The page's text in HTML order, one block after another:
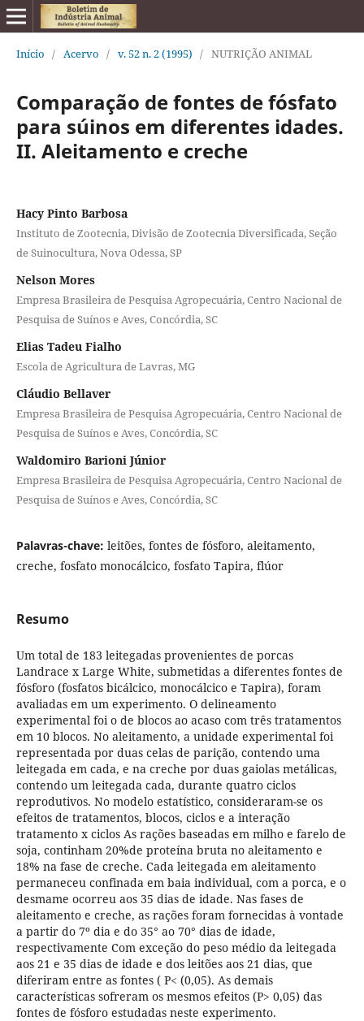
Início / Acervo / v. 52 n. 2 (1995) / NUTRIÇÃO ANIMAL
Comparação de fontes de fósfato
para súinos em diferentes idades.
II. Aleitamento e creche
Hacy Pinto Barbosa
Instituto de Zootecnia, Divisão de Zootecnia Diversificada, Seção
de Suinocultura, Nova Odessa, SP
Nelson Mores
Empresa Brasileira de Pesquisa Agropecuária, Centro Nacional de
Pesquisa de Suínos e Aves, Concórdia, SC
Elias Tadeu Fialho
Escola de Agricultura de Lavras, MG
Cláudio Bellaver
Empresa Brasileira de Pesquisa Agropecuária, Centro Nacional de
Pesquisa de Suínos e Aves, Concórdia, SC
Waldomiro Barioni Júnior
Empresa Brasileira de Pesquisa Agropecuária, Centro Nacional de
Pesquisa de Suínos e Aves, Concórdia, SC
Palavras-chave: leitões, fontes de fósforo, aleitamento,
creche, fosfato monocálcico, fosfato Tapira, flúor
Resumo
Um total de 183 leitegadas provenientes de porcas
Landrace x Large White, submetidas a diferentes fontes de
fósforo (fosfatos bicálcico, monocálcico e Tapira), foram
avaliadas em um experimento. O delineamento
experimental foi o de blocos ao acaso com três tratamentos
em 10 blocos. No aleitamento, a unidade experimental foi
representada por duas celas de parição, contendo uma
leitegada em cada, e na creche por duas gaiolas metálicas,
contendo um leitegada cada, durante quatro ciclos
reprodutivos. No modelo estatístico, consideraram-se os
efeitos de tratamentos, blocos, ciclos e a interação
tratamento x ciclos As rações baseadas em milho e farelo de
soja, continham 20%de proteína bruta no aleitamento e
18% na fase de creche. Cada leitegada em aleitamento
permaneceu confinada em baia individual, com a porca, e o
desmame ocorreu aos 35 dias de idade. Nas fases de
aleitamento e creche, as rações foram fornecidas à vontade
a partir do 7º dia e do 35° ao 70° dias de idade,
respectivamente Com exceção do peso médio da leitegada
aos 21 e 35 dias de idade e dos leitões aos 21 dias, que
diferiram entre as fontes ( P< (0,05). As demais
características sofreram os mesmos efeitos (P> 0,05) das
fontes de fósforo estudadas neste experimento.